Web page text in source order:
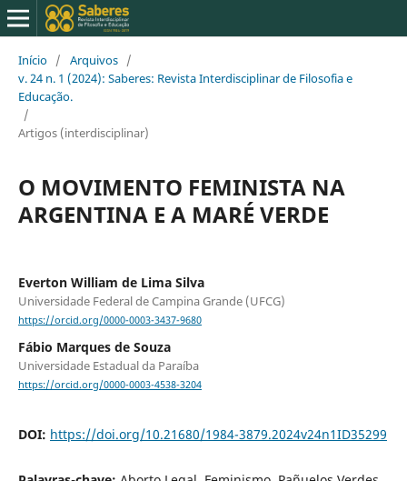
Início / Arquivos /
v. 24 n. 1 (2024): Saberes: Revista Interdisciplinar de Filosofia e
Educação.
/
Artigos (interdisciplinar)
O MOVIMENTO FEMINISTA NA
ARGENTINA E A MARÉ VERDE
Everton William de Lima Silva
Universidade Federal de Campina Grande (UFCG)
https://orcid.org/0000-0003-3437-9680
Fábio Marques de Souza
Universidade Estadual da Paraíba
https://orcid.org/0000-0003-4538-3204
DOI: https://doi.org/10.21680/1984-3879.2024v24n1ID35299